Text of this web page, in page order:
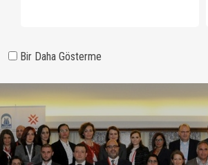
Bir Daha Gösterme